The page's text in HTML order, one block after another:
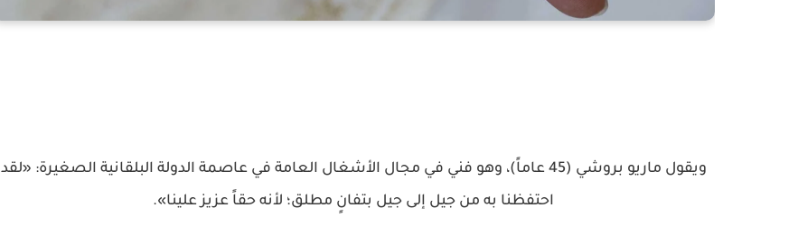
ويقول ماريو بروشي (45 عاماً)، وهو فني في مجال الأشغال العامة في عاصمة الدولة البلقانية الصغيرة: «لقد
احتفظنا به من جيل إلى جيل بتفانٍ مطلق؛ لأنه حقاً عزيز علينا».